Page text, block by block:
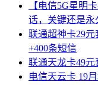
【电信5G星明
话，关键还是永
联通超神卡29元
+400条短信
联通天龙卡49元
电信天云卡 19